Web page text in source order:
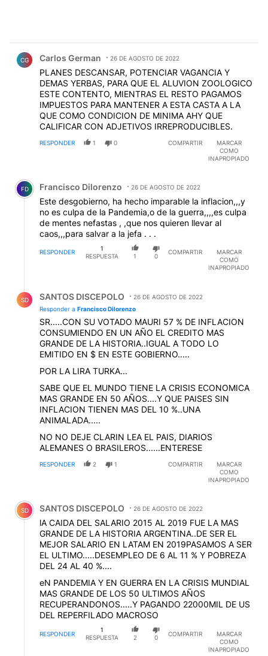
CG Carlos German 26 DE AGOSTO DE 2022
PLANES DESCANSAR, POTENCIAR VAGANCIA Y
DEMAS YERBAS, PARA QUE EL ALUVION ZOOLOGICO
ESTE CONTENTO, MIENTRAS EL RESTO PAGAMOS
IMPUESTOS PARA MANTENER A ESTA CASTA A LA
QUE COMO CONDICION DE MINIMA AHY QUE
CALIFICAR CON ADJETIVOS IRREPRODUCIBLES.
RESPONDER 1 0 COMPARTIR
MARCAR
COMO
INAPROPIADO
Comentario de Francisco Dilorenzo.
FD Francisco Dilorenzo 26 DE AGOSTO DE 2022
Este desgobierno, ha hecho imparable la inflacion,,,y
no es culpa de la Pandemia,o de la guerra,,,,es culpa
de mentes nefastas , ,que nos quieren llevar al
caos,,,para salvar a la jefa . . .
RESPONDER
1
RESPUESTA
1 0
COMPARTIR
MARCAR
COMO
INAPROPIADO
SD SANTOS DISCEPOLO
26 DE AGOSTO DE 2022
Responder a Francisco Dilorenzo
SR.....CON SU VOTADO MAURI 57 % DE INFLACION
CONSUMIENDO EN UN AÑO EL CREDITO MAS
GRANDE DE LA HISTORIA..IGUAL A TODO LO
EMITIDO EN $ EN ESTE GOBIERNO.....
POR LA LIRA TURKA...
SABE QUE EL MUNDO TIENE LA CRISIS ECONOMICA
MAS GRANDE EN 50 AÑOS....Y QUE PAISES SIN
INFLACION TIENEN MAS DEL 10 %..UNA
ANIMALADA.....
NO NO DEJE CLARIN LEA EL PAIS, DIARIOS
ALEMANES O BRASILEROS......ENTERESE
RESPONDER 2 1 COMPARTIR
MARCAR
COMO
INAPROPIADO
Comentario de SANTOS DISCEPOLO.
SD SANTOS DISCEPOLO 26 DE AGOSTO DE 2022
lA CAIDA DEL SALARIO 2015 AL 2019 FUE LA MAS
GRANDE DE LA HISTORIA ARGENTINA..DE SER EL
MEJOR SALARIO EN LATAM EN 2019PASAMOS A SER
EL ULTIMO.....DESEMPLEO DE 6 AL 11 % Y POBREZA
DEL 24 AL 40 %....
eN PANDEMIA Y EN GUERRA EN LA CRISIS MUNDIAL
MAS GRANDE DE LOS 50 ULTIMOS AÑOS
RECUPERANDONOS.....Y PAGANDO 22000MIL DE US
DEL REPERFILADO MACROSO
RESPONDER
1
RESPUESTA
2 0
COMPARTIR
MARCAR
COMO
INAPROPIADO